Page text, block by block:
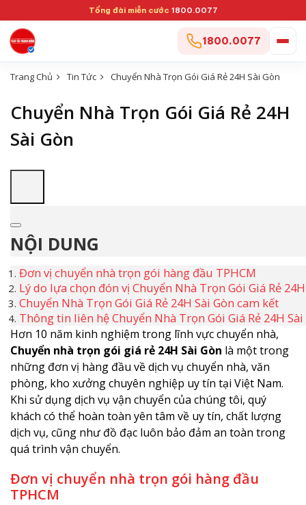
Tổng đài miễn cước 1800.0077
1800.0077
Trang Chủ Tin Tức Chuyển Nhà Trọn Gói Giá Rẻ 24H Sài Gòn
Chuyển Nhà Trọn Gói Giá Rẻ 24H
Sài Gòn
NỘI DUNG
Đơn vị chuyển nhà trọn gói hàng đầu TPHCM
Lý do lựa chọn đón vị Chuyển Nhà Trọn Gói Giá Rẻ 24H
Chuyển Nhà Trọn Gói Giá Rẻ 24H Sài Gòn cam kết
Thông tin liên hệ Chuyển Nhà Trọn Gói Giá Rẻ 24H Sài
Hơn 10 năm kinh nghiệm trong lĩnh vực chuyển nhà,
Chuyển nhà trọn gói giá rẻ 24H Sài Gòn là một trong
những đơn vị hàng đầu về dịch vụ chuyển nhà, văn
phòng, kho xưởng chuyên nghiệp uy tín tại Việt Nam.
Khi sử dụng dịch vụ vận chuyển của chúng tôi, quý
khách có thể hoàn toàn yên tâm về uy tín, chất lượng
dịch vụ, cũng như đồ đạc luôn bảo đảm an toàn trong
quá trình vận chuyển.
Đơn vị chuyển nhà trọn gói hàng đầu
TPHCM